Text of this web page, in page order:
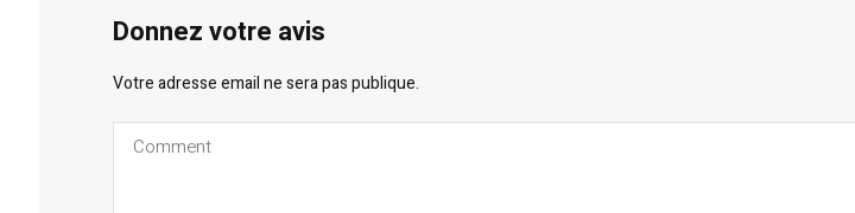
Donnez votre avis
Votre adresse email ne sera pas publique.